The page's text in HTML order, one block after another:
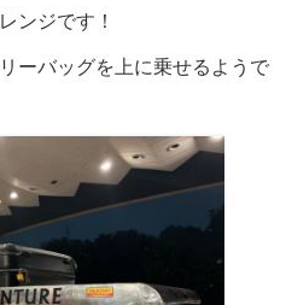
ンジです！
ーバッグを上に乗せるようで